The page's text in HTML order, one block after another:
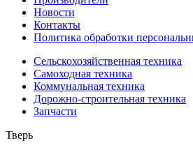
Новости
Контакты
Политика обработки
Сельскохозяйственная техника
Самоходная техника
Коммунальная техника
Дорожно-строительная техника
Запчасти
Тверь